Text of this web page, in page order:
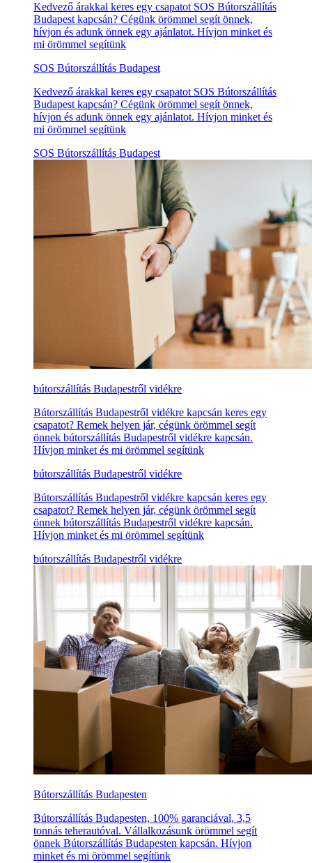
Kedvező árakkal keres egy csapatot SOS Bútorszállítás
Budapest kapcsán? Cégünk örömmel segít önnek,
hívjon és adunk önnek egy ajánlatot. Hívjon minket és
mi örömmel segítünk
SOS Bútorszállítás Budapest
Kedvező árakkal keres egy csapatot SOS Bútorszállítás
Budapest kapcsán? Cégünk örömmel segít önnek,
hívjon és adunk önnek egy ajánlatot. Hívjon minket és
mi örömmel segítünk
SOS Bútorszállítás Budapest
bútorszállítás Budapestről vidékre
Bútorszállítás Budapestről vidékre kapcsán keres egy
csapatot? Remek helyen jár, cégünk örömmel segít
önnek bútorszállítás Budapestről vidékre kapcsán.
Hívjon minket és mi örömmel segítünk
bútorszállítás Budapestről vidékre
Bútorszállítás Budapestről vidékre kapcsán keres egy
csapatot? Remek helyen jár, cégünk örömmel segít
önnek bútorszállítás Budapestről vidékre kapcsán.
Hívjon minket és mi örömmel segítünk
bútorszállítás Budapestről vidékre
Bútorszállítás Budapesten
Bútorszállítás Budapesten, 100% garanciával, 3,5
tonnás teherautóval. Vállalkozásunk örömmel segít
önnek Bútorszállítás Budapesten kapcsán. Hívjon
minket és mi örömmel segítünk